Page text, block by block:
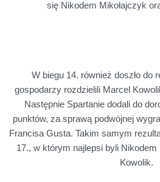
się Nikodem Mikołajczyk
W biegu 14. również doszło do
gospodarzy rozdzielili Marcel
Następnie Spartanie dodali do
punktów, za sprawą podwójnej
Francisa Gusta. Takim samym
17., w którym najlepsi byli Nikodem
Kowolik.